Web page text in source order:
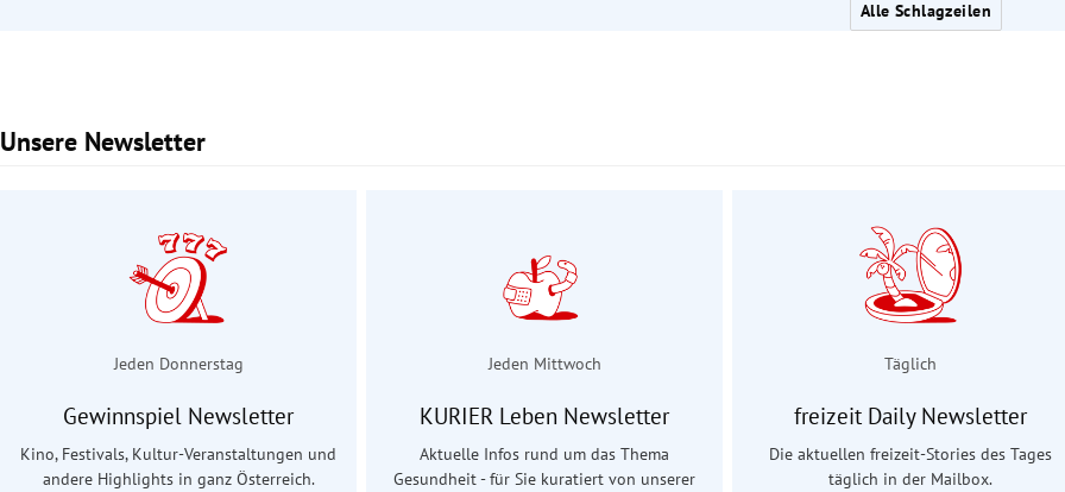
Alle Schlagzeilen
Unsere Newsletter
Slide 1 von 2
Jeden Donnerstag
Gewinnspiel Newsletter
Kino, Festivals, Kultur-Veranstaltungen und
andere Highlights in ganz Österreich.
Jeden Mittwoch
KURIER Leben Newsletter
Aktuelle Infos rund um das Thema
Gesundheit - für Sie kuratiert von unserer
Täglich
freizeit Daily Newsletter
Die aktuellen freizeit-Stories des Tages
täglich in der Mailbox.